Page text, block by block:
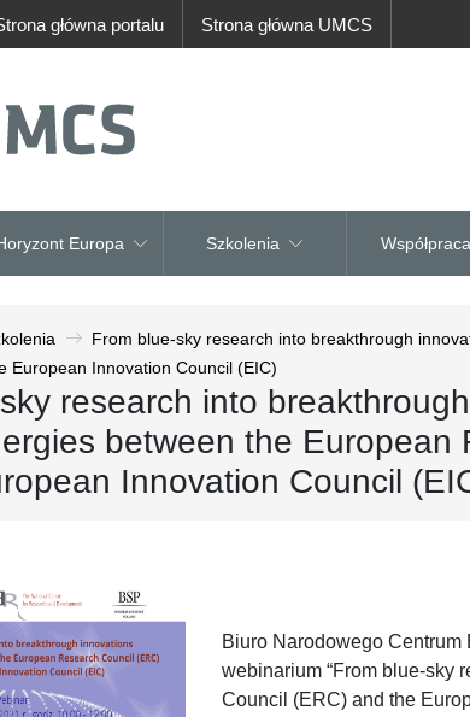
główna portalu Strona główna UMCS
Europa Szkolenia Współpraca
From blue-sky research into breakthrough
European Innovation Council (EIC)
research into
between the European
Innovation Council
Biuro Narodowego
webinarium “From blue-sky
Council (ERC) and the